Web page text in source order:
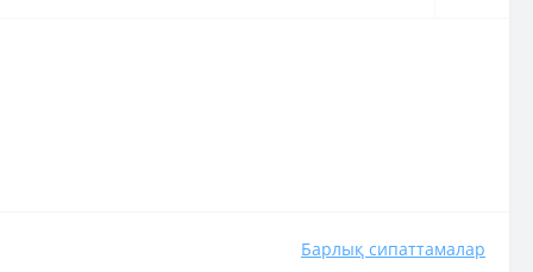
Барлық сипаттамалар